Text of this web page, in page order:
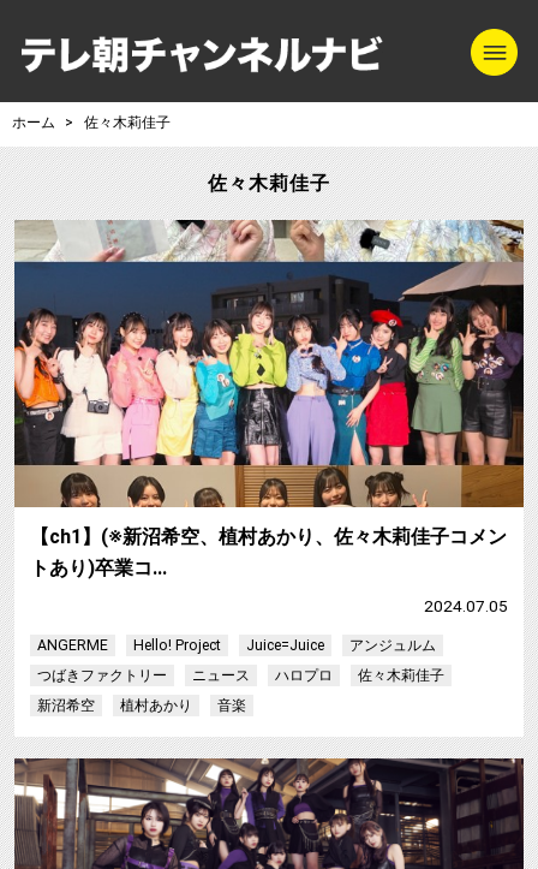
テレ朝チャンネ
ホーム 佐々木莉佳子
佐々木莉佳子
【ch1】(※新沼希空、植村あかり、佐々木莉佳子コメン
トあり)卒業コ…
2024.07.05
ANGERME Hello! Project Juice=Juice
アンジュルム
つばきファクトリー
ニュース ハロプロ
佐々木莉佳子
新沼希空
植村あかり 音楽